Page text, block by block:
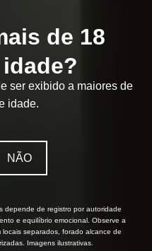
de 18
ser exibido a maiores de
idade.
NÃO
depende de registro por autoridade
e equilíbrio emocional. Observe a
locais separados, forado alcance de
Imagens ilustrativas.